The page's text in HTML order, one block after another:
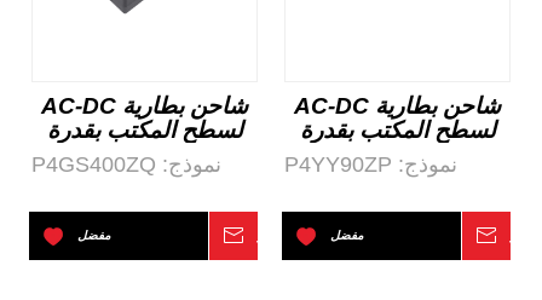
شاحن بطارية AC-DC
لسطح المكتب بقدرة
400 وات C14
نموذج: P4GS400ZQ
مفضل استفسر
شاحن بطارية AC-DC
لسطح المكتب بقدرة
نموذج: P4YY90ZP
مفضل